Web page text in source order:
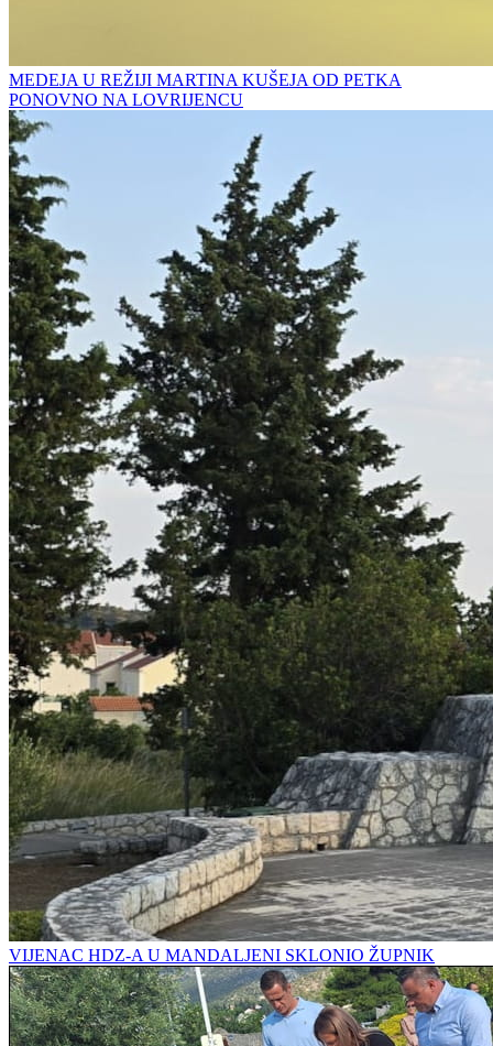
MEDEJA U REŽIJI MARTINA KUŠEJA OD PETKA
PONOVNO NA LOVRIJENCU
VIJENAC HDZ-A U MANDALJENI SKLONIO ŽUPNIK